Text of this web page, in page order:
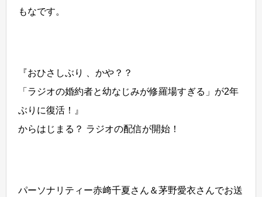
もなです。
『おひさしぶり 、かや？？
「ラジオの婚約者と幼なじみが修羅場すぎる」が2年
ぶりに復活！』
からはじまる？ ラジオの配信が開始！
パーソナリティー赤﨑千夏さん＆茅野愛衣さんでお送